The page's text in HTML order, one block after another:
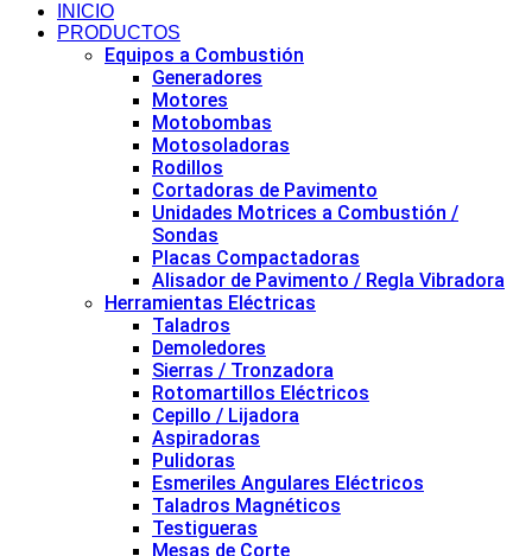
INICIO
PRODUCTOS
Equipos a Combustión
Generadores
Motores
Motobombas
Motosoladoras
Rodillos
Cortadoras de Pavimento
Unidades Motrices a Combustión /
Sondas
Placas Compactadoras
Alisador de Pavimento / Regla Vibradora
Herramientas Eléctricas
Taladros
Demoledores
Sierras / Tronzadora
Rotomartillos Eléctricos
Cepillo / Lijadora
Aspiradoras
Pulidoras
Esmeriles Angulares Eléctricos
Taladros Magnéticos
Testigueras
Mesas de Corte